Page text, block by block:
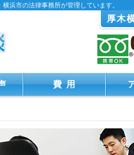
浜市の法律事務所が管理しています。
厚木
費 用